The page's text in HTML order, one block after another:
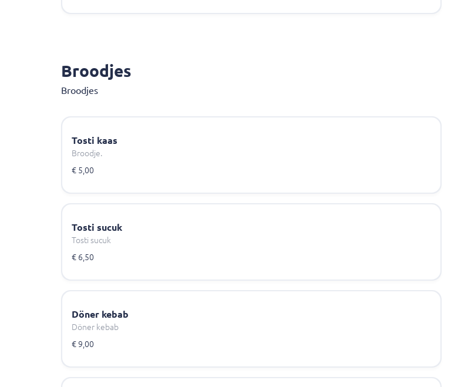
Broodjes
Broodjes
Tosti kaas
Broodje.
€ 5,00
Tosti sucuk
Tosti sucuk
€ 6,50
Döner kebab
Döner kebab
€ 9,00